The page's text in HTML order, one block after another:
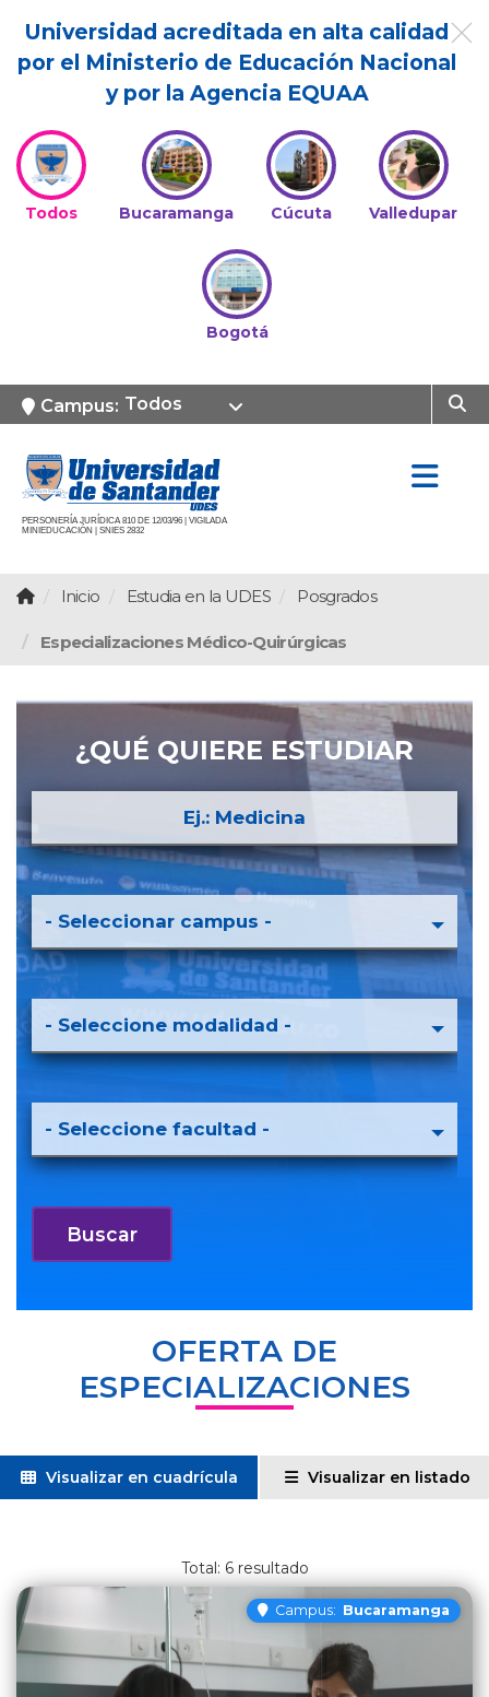
Universidad acreditada en alta calidad
por el Ministerio de Educación Nacional
y por la Agencia EQUAA
Todos Bucaramanga Cúcuta Valledupar
Bogotá
Campus: Todos
PERSONERÍA JURÍDICA 810 DE 12/03/96 | VIGILADA
MINIEDUCACIÓN | SNIES 2832
Inicio Estudia en la UDES Posgrados
Especializaciones Médico-Quirúrgicas
¿QUÉ QUIERE ESTUDIAR
OFERTA DE
ESPECIALIZACIONES
Visualizar en cuadrícula Visualizar en listado
6resultado
Campus: Bucaramanga